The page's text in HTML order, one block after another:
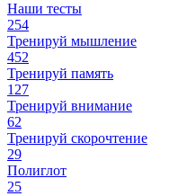
Наши тесты
254
Тренируй мышление
452
Тренируй память
127
Тренируй внимание
62
Тренируй скорочтение
29
Полиглот
25